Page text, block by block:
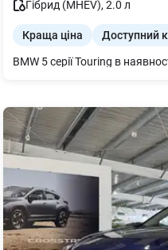
Гібрид (MHEV), 2.0 л
Краща ціна Доступний